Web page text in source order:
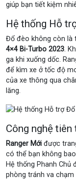
giúp bạn tiết kiệm
Hệ thống Hỗ
Đổ đèo không còn là
4×4 Bi-Turbo 2023.
ga khi xuống dốc.
để kìm xe ở tốc độ
của xe thông qua
lăng.
Công nghệ tiên
Ranger Mới được
có thể bạn không
Hệ thống Phanh
phòng tránh va